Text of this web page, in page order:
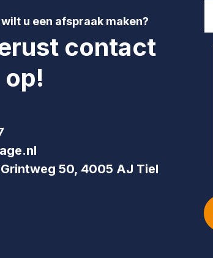
u een afspraak maken?
contact
50, 4005 AJ Tiel